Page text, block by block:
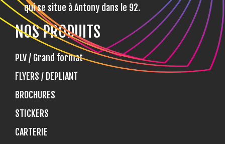
qui se situe à Antony dans le 92.
NOS PRODUITS
PLV / Grand format
FLYERS / DEPLIANT
BROCHURES
STICKERS
CARTERIE